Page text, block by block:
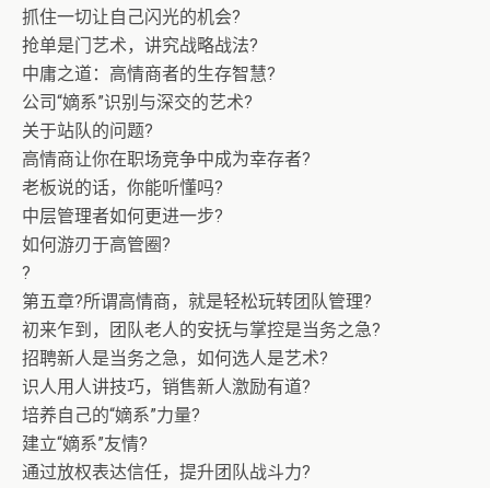
抓住一切让自己闪光的机会?
抢单是门艺术，讲究战略战法?
中庸之道：高情商者的生存智慧?
公司“嫡系”识别与深交的艺术?
关于站队的问题?
高情商让你在职场竞争中成为幸存者?
老板说的话，你能听懂吗?
中层管理者如何更进一步?
如何游刃于高管圈?
?
第五章?所谓高情商，就是轻松玩转团队管理?
初来乍到，团队老人的安抚与掌控是当务之急?
招聘新人是当务之急，如何选人是艺术?
识人用人讲技巧，销售新人激励有道?
培养自己的“嫡系”力量?
建立“嫡系”友情?
通过放权表达信任，提升团队战斗力?